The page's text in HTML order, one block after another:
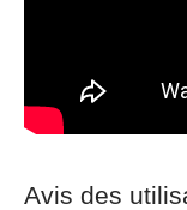
Avis des